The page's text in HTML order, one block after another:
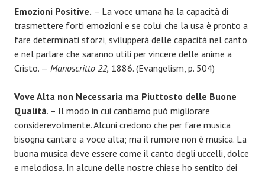
Emozioni Positive. – La voce umana ha la capacità di
trasmettere forti emozioni e se colui che la usa è pronto a
fare determinati sforzi, svilupperà delle capacità nel canto
e nel parlare che saranno utili per vincere delle anime a
Cristo. — Manoscritto 22, 1886. (Evangelism, p. 504)
Vove Alta non Necessaria ma Piuttosto delle Buone
Qualità. – Il modo in cui cantiamo può migliorare
considerevolmente. Alcuni credono che per fare musica
bisogna cantare a voce alta; ma il rumore non è musica. La
buona musica deve essere come il canto degli uccelli, dolce
e melodiosa. In alcune delle nostre chiese ho sentito dei